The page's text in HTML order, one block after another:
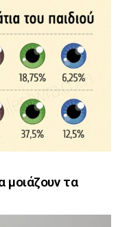
μοιάζουν τα